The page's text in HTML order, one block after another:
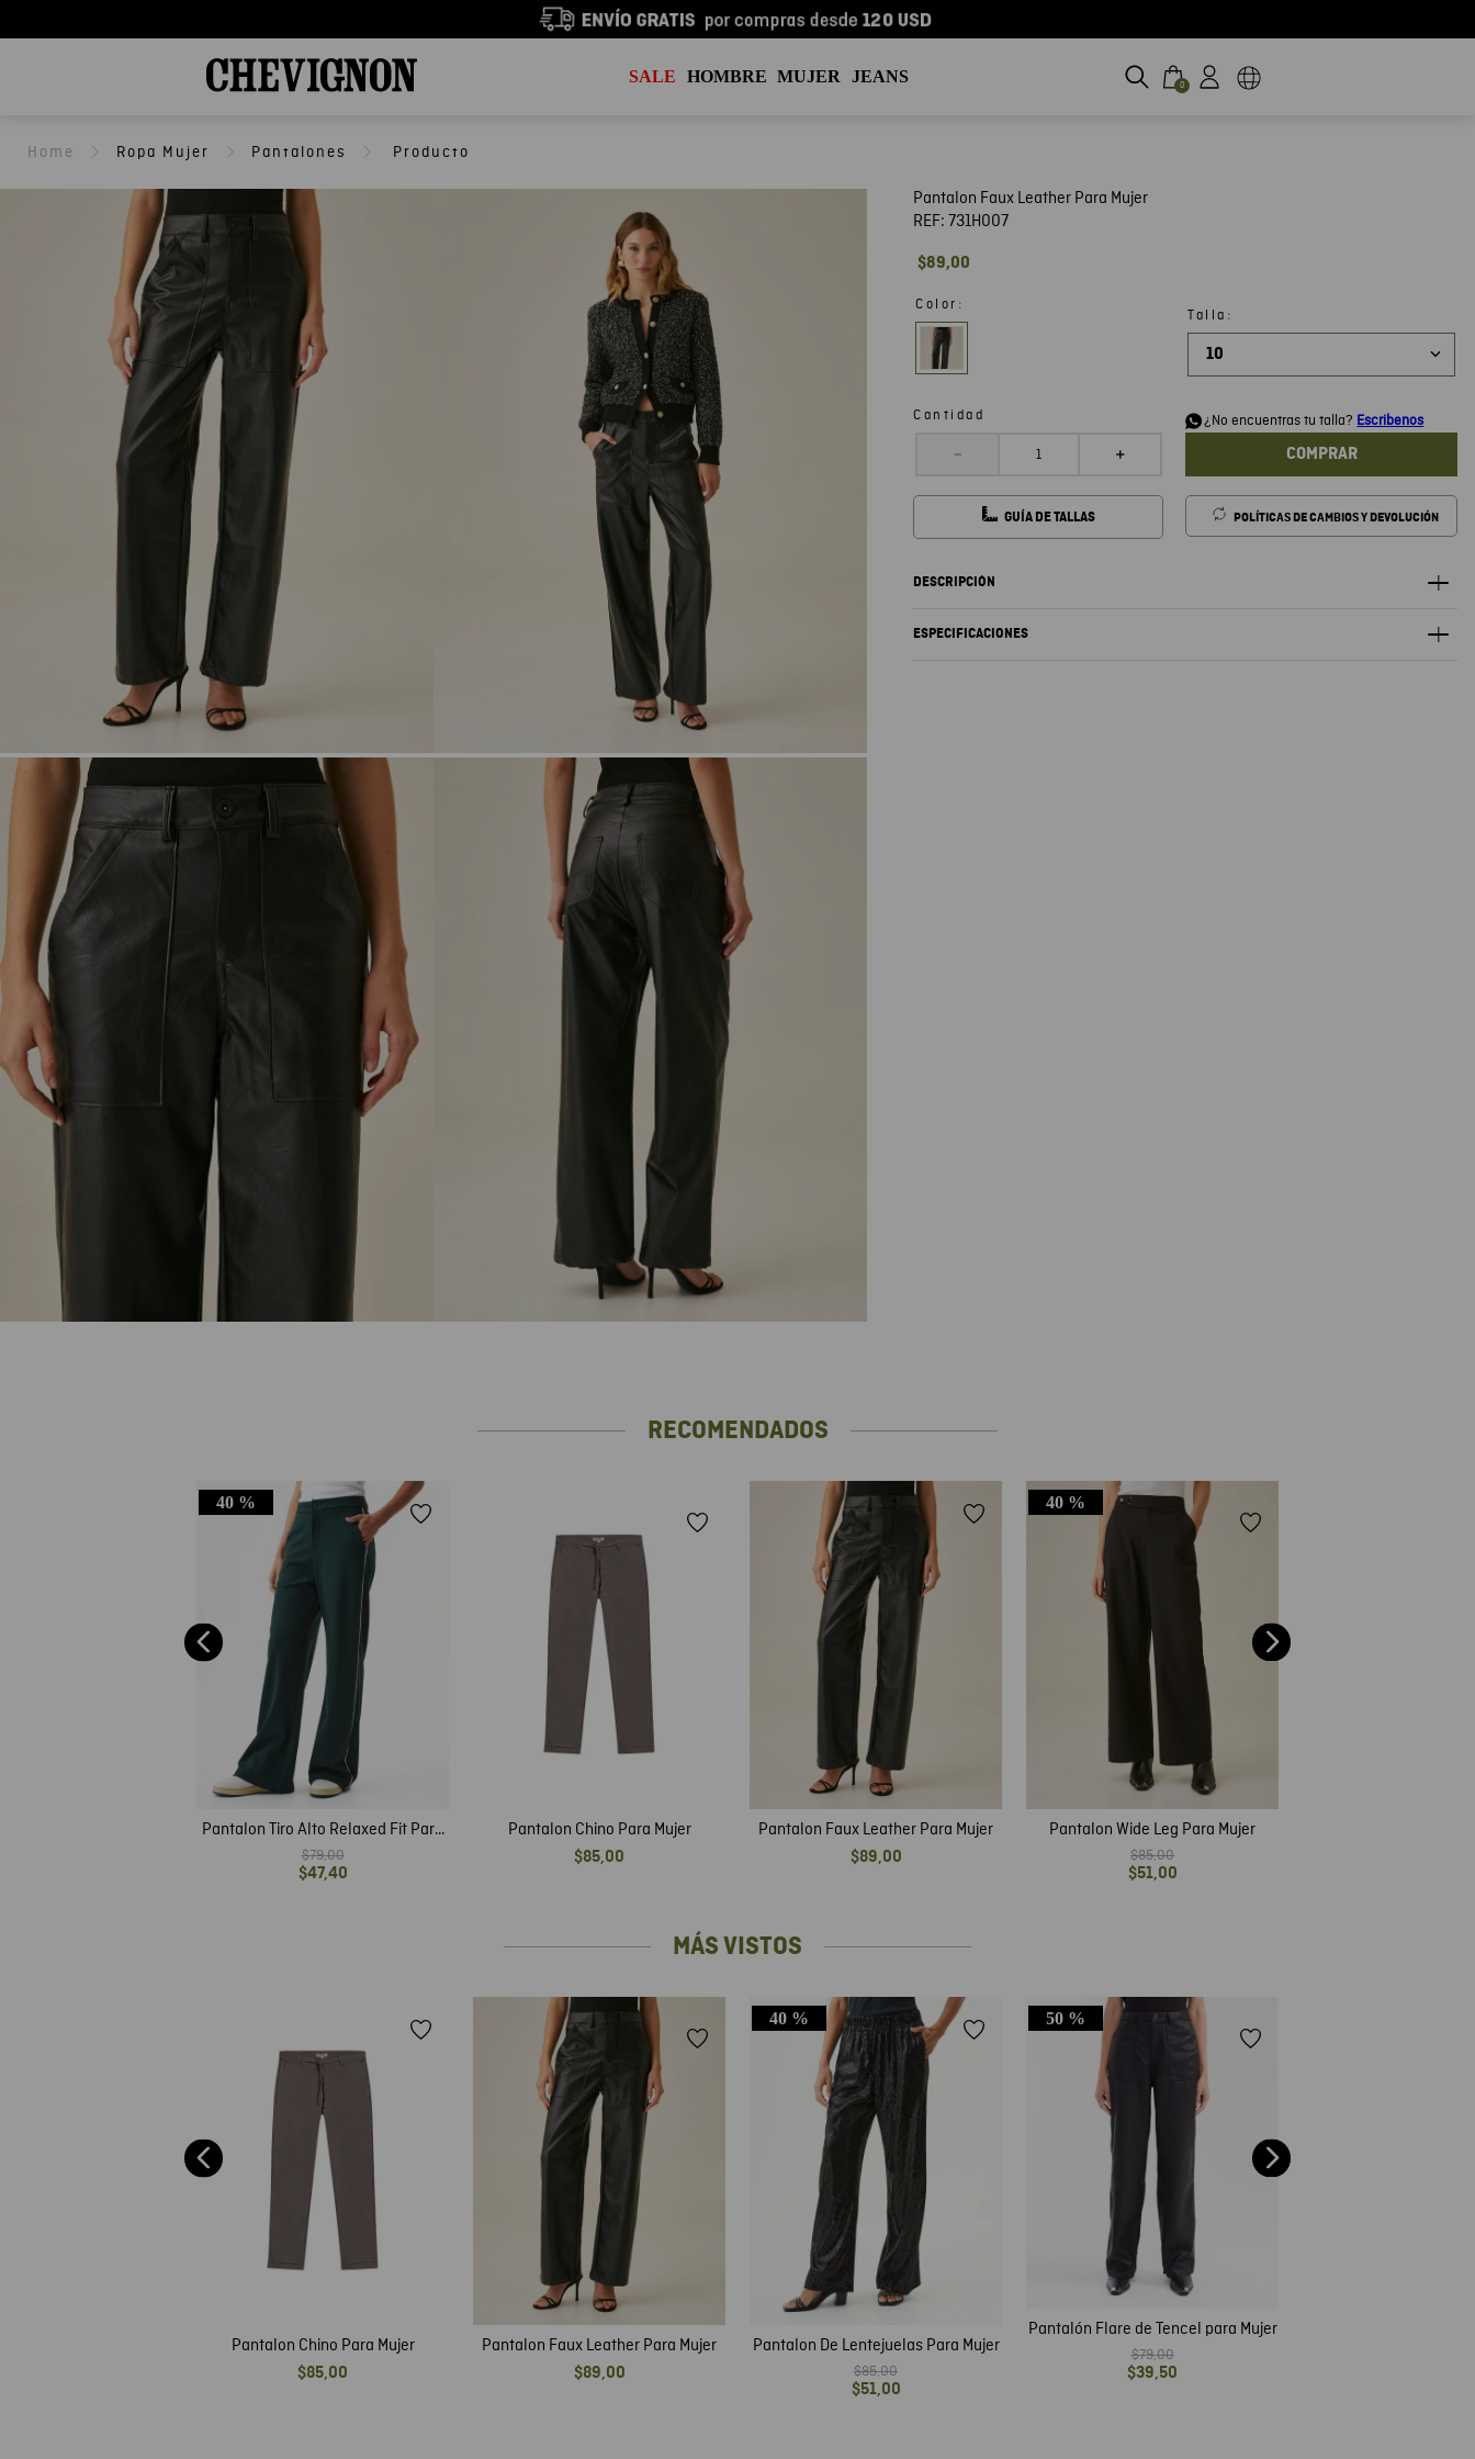
SALE HOMBRE MUJER JEANS 0
Ropa Mujer Pantalones
Pantalon Faux Leather Para Mujer
REF:731H007
$89,00
Color :
Talla :
10
¿No encuentras tu talla? Escribenos
Cantidad
＋
－ COMPRAR
GUÍA DE TALLAS POLÍTICAS DE CAMBIOS Y DEVOLUCIÓN
DESCRIPCIÓN
ESPECIFICACIONES
RECOMENDADOS
40 %
Pantalon Tiro Alto Relaxed Fit Para
Mujer
$79,00
$47,40
Pantalon Chino Para Mujer
$85,00
Pantalon Faux Leather Para Mujer
$89,00
40 %
Pantalon Wide Leg Para Mujer
$85,00
$51,00
MÁS VISTOS
Pantalon Chino Para Mujer
$85,00
Pantalon Faux Leather Para Mujer
$89,00
40 %
Pantalon De Lentejuelas Para Mujer
$85,00
$51,00
50 %
Pantalón Flare de Tencel para Mujer
$79,00
$39,50